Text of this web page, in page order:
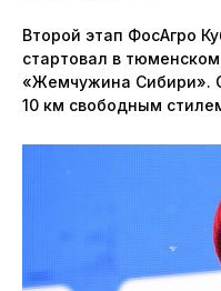
Второй этап ФосАгро
стартовал в
«Жемчужина Сибири».
10 км свободным